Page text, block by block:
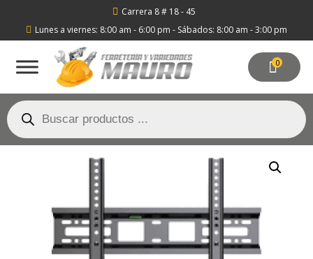
 Carrera 8 # 18 - 45
 Lunes a viernes: 8:00 am - 6:00 pm - Sábados: 8:00 am - 3:00 pm
0
Búsqueda
de
productos